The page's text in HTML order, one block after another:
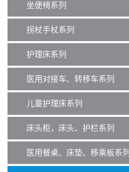
坐便椅系列
拐杖手杖系列
护理床系列
医用对接车、转移车系列
儿童护理床系列
床头柜，床头、护栏系列
医用餐桌、床垫、移乘板系列